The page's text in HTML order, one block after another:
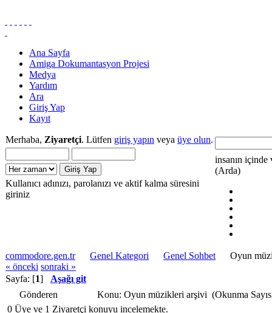
Ana Sayfa
Amiga Dokumantasyon Projesi
Medya
Yardım
Ara
Giriş Yap
Kayıt
Merhaba, Ziyaretçi. Lütfen giriş yapın veya üye olun.
Kullanıcı adınızı, parolanızı ve aktif kalma süresini
giriniz
insanın içinde
(Arda)
commodore.gen.tr Genel Kategori Genel Sohbet
Oyun
« önceki sonraki »
Sayfa: [1] Aşağı git
Gönderen
Konu: Oyun müzikleri arşivi (Okunma
0 Üye ve 1 Ziyaretçi konuyu incelemekte.